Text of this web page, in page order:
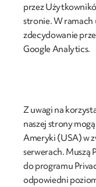
przez
stronie. W ramach
zdecydowanie
Google Analytics.
Z uwagi na
naszej strony
Ameryki (USA) w
serwerach. Muszą
do programu
odpowiedni